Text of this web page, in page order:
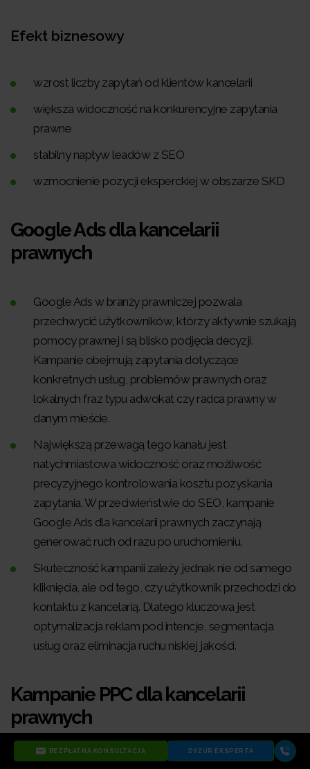
Efekt biznesowy
wzrost liczby zapytań od klientów kancelarii
większa widoczność na konkurencyjne zapytania
prawne
stabilny napływ leadów z SEO
wzmocnienie pozycji eksperckiej w obszarze SKD
Google Ads dla kancelarii
prawnych
Google Ads w branży prawniczej pozwala
przechwycić użytkowników, którzy aktywnie szukają
pomocy prawnej i są blisko podjęcia decyzji.
Kampanie obejmują zapytania dotyczące
konkretnych usług, problemów prawnych oraz
lokalnych fraz typu adwokat czy radca prawny w
danym mieście.
Największą przewagą tego kanału jest
natychmiastowa widoczność oraz możliwość
precyzyjnego kontrolowania kosztu pozyskania
zapytania. W przeciwieństwie do SEO, kampanie
Google Ads dla kancelarii prawnych zaczynają
generować ruch od razu po uruchomieniu.
Skuteczność kampanii zależy jednak nie od samego
kliknięcia, ale od tego, czy użytkownik przechodzi do
kontaktu z kancelarią. Dlatego kluczowa jest
optymalizacja reklam pod intencje, segmentacja
usług oraz eliminacja ruchu niskiej jakości.
Kampanie PPC dla kancelarii
prawnych
BEZPŁATNA KONSULTACJA DYŻUR EKSPERTA